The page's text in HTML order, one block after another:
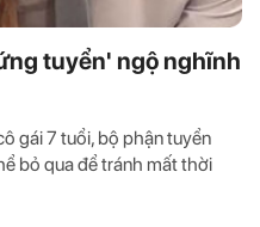
tuyển' ngộ nghĩnh
gái 7 tuổi, bộ phận tuyển
bỏ qua để tránh mất thời